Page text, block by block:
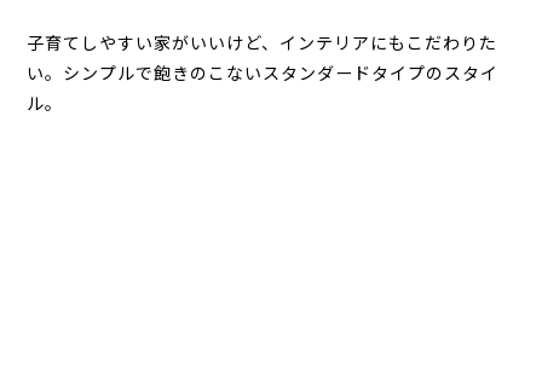
子育てしやすい家がいいけど、インテリアにもこだわりた
い。シンプルで飽きのこないスタンダードタイプのスタイ
ル。